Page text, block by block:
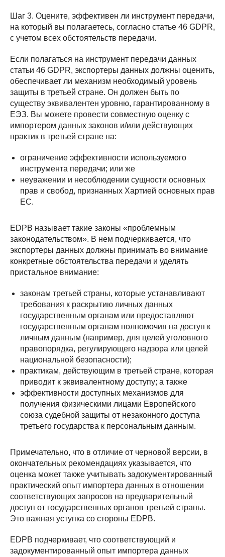
Шаг 3. Оцените, эффективен ли инструмент передачи,
на который вы полагаетесь, согласно статье 46 GDPR,
с учетом всех обстоятельств передачи.
Если полагаться на инструмент передачи данных
статьи 46 GDPR, экспортеры данных должны оценить,
обеспечивает ли механизм необходимый уровень
защиты в третьей стране. Он должен быть по
существу эквивалентен уровню, гарантированному в
ЕЭЗ. Вы можете провести совместную оценку с
импортером данных законов и/или действующих
практик в третьей стране на:
ограничение эффективности используемого
инструмента передачи; или же
неуважении и несоблюдении сущности основных
прав и свобод, признанных Хартией основных прав
ЕС.
EDPB называет такие законы «проблемным
законодательством». В нем подчеркивается, что
экспортеры данных должны принимать во внимание
конкретные обстоятельства передачи и уделять
пристальное внимание:
законам третьей страны, которые устанавливают
требования к раскрытию личных данных
государственным органам или предоставляют
государственным органам полномочия на доступ к
личным данным (например, для целей уголовного
правопорядка, регулирующего надзора или целей
национальной безопасности);
практикам, действующим в третьей стране, которая
приводит к эквивалентному доступу; а также
эффективности доступных механизмов для
получения физическими лицами Европейского
союза судебной защиты от незаконного доступа
третьего государства к персональным данным.
Примечательно, что в отличие от черновой версии, в
окончательных рекомендациях указывается, что
оценка может также учитывать задокументированный
практический опыт импортера данных в отношении
соответствующих запросов на предварительный
доступ от государственных органов третьей страны.
Это важная уступка со стороны EDPB.
EDPB подчеркивает, что соответствующий и
задокументированный опыт импортера данных